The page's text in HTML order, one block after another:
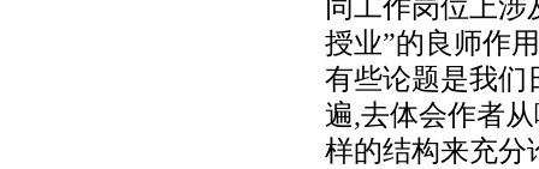
同工作岗位上
授业”的良师作
有些论题是我们
遍,去体会作者
样的结构来充分